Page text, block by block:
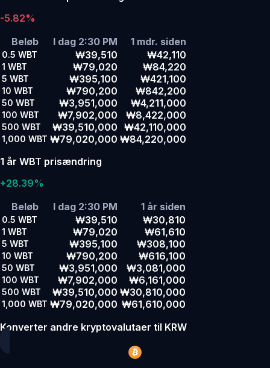
-5.82%
Beløb
I dag 2:30 PM 1 mdr. siden
0.5 WBT ₩39,510 ₩42,110
1 WBT ₩79,020 ₩84,220
5 WBT ₩395,100 ₩421,100
10 WBT ₩790,200 ₩842,200
50 WBT ₩3,951,000 ₩4,211,000
100 WBT ₩7,902,000 ₩8,422,000
500 WBT ₩39,510,000 ₩42,110,000
1,000 WBT ₩79,020,000 ₩84,220,000
1 år WBT prisændring
+28.39%
Beløb
I dag 2:30 PM 1 år siden
0.5 WBT ₩39,510 ₩30,810
1 WBT ₩79,020 ₩61,610
5 WBT ₩395,100 ₩308,100
10 WBT ₩790,200 ₩616,100
50 WBT ₩3,951,000 ₩3,081,000
100 WBT ₩7,902,000 ₩6,161,000
500 WBT ₩39,510,000 ₩30,810,000
1,000 WBT ₩79,020,000 ₩61,610,000
Konverter andre kryptovalutaer til KRW